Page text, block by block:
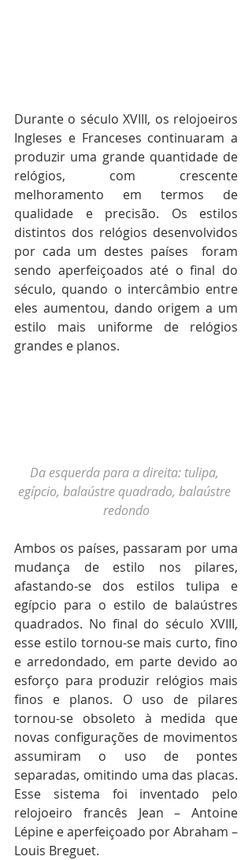
Durante o século XVIII, os relojoeiros
Ingleses e Franceses continuaram a
produzir uma grande quantidade de
relógios, com crescente
melhoramento em termos de
qualidade e precisão. Os estilos
distintos dos relógios desenvolvidos
por cada um destes países  foram
sendo aperfeiçoados até o final do
século, quando o intercâmbio entre
eles aumentou, dando origem a um
estilo mais uniforme de relógios
grandes e planos.
Da esquerda para a direita: tulipa,
egípcio, balaústre quadrado, balaústre
redondo
Ambos os países, passaram por uma
mudança de estilo nos pilares,
afastando-se dos estilos tulipa e
egípcio para o estilo de balaústres
quadrados. No final do século XVIII,
esse estilo tornou-se mais curto, fino
e arredondado, em parte devido ao
esforço para produzir relógios mais
finos e planos. O uso de pilares
tornou-se obsoleto à medida que
novas configurações de movimentos
assumiram o uso de pontes
separadas, omitindo uma das placas.
Esse sistema foi inventado pelo
relojoeiro francês Jean – Antoine
Lépine e aperfeiçoado por Abraham –
Louis Breguet.